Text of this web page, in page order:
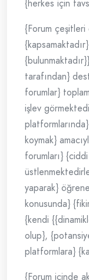
{herkes için
{Forum
tarafından}
forumlar}
işlev
koymak}
forumları}
yaparak}
konusunda}
{kendi
olup},
platformlara}
{Forum içinde